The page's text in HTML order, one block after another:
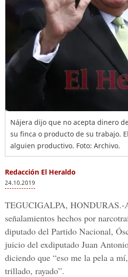
Nájera dijo que no acepta dinero
su finca o producto de su trabajo.
alguien productivo. Foto: Archivo.
Redacción El Heraldo
24.10.2019
TEGUCIGALPA, HONDURAS.-
señalamientos hechos por
diputado del Partido Nacional,
juicio del exdiputado Juan
diciendo que “eso me la pela a
trillado, rayado”.